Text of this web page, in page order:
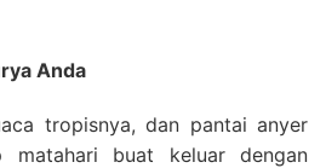
Anda
tropisnya, dan pantai anyer
matahari buat keluar dengan